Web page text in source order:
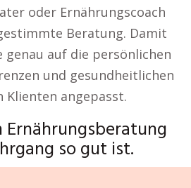
oder Ernährungscoach
Beratung. Damit
genau auf die persönlichen
und gesundheitlichen
Klienten angepasst.
Ernährungsberatung
so gut ist.